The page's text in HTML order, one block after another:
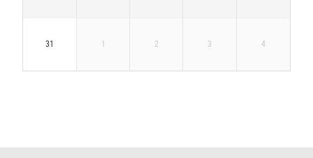
31 1 2 3 4